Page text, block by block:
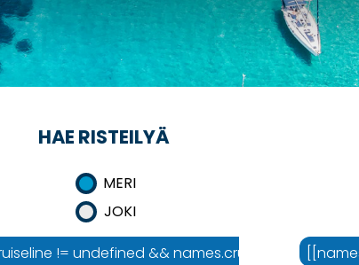
HAE RISTEILYÄ
MERI
JOKI
!= undefined && names.cruiseline != '' ?